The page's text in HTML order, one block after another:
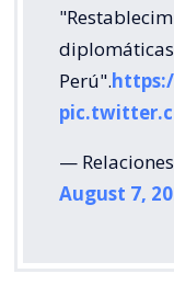
Perú".
— Relaciones
August 7,